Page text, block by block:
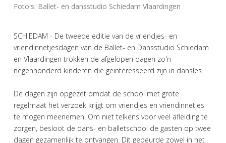
Foto's: Ballet- en dansstudio Schiedam Vlaardingen
SCHIEDAM - De tweede editie van de vriendjes- en
vriendinnetjesdagen van de Ballet- en Dansstudio Schiedam
en Vlaardingen trokken de afgelopen dagen zo'n
negenhonderd kinderen die geïnteresseerd zijn in dansles.
De dagen zijn opgezet omdat de school met grote
regelmaat het verzoek krijgt om vriendjes en vriendinnetjes
te mogen meenemen. Om niet telkens voor veel afleiding te
zorgen, besloot de dans- en balletschool de gasten op twee
dagen gezamenlijk te ontvangen. Dit gebeurde zowel in het